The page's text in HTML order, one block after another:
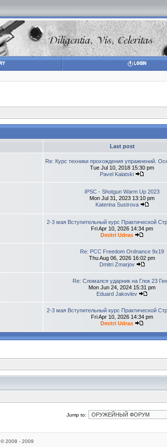
Last post
Re: Курс техники прохождения упражнений.
Tue Jul 10, 2018 15:30 pm
Pavel Kalatski
IPSC - Shotgun Warm Up 2023
Mon Jul 31, 2023 13:10 pm
Katerina Sustrova
2-3 мая Вступительный курс Практической
Fri Apr 10, 2026 14:34 pm
Dmitri Udras
Re: PCC Freedom Ordnance 9x19
Thu Aug 06, 2026 16:02 pm
Dmitri Zmarjov
Re: Сломался ударник на Глок 23
Mon Jun 24, 2024 15:31 pm
Eduard Jakovlev
2-3 мая Вступительный курс Практической
Fri Apr 10, 2026 14:34 pm
Dmitri Udras
Jump to:
© 2008 - 2009